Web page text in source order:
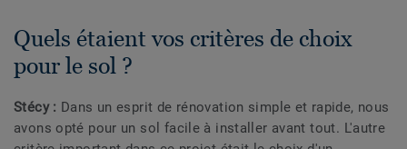
Quels étaient vos critères de choix
pour le sol ?
Stécy : Dans un esprit de rénovation simple et rapide, nous
avons opté pour un sol facile à installer avant tout. L'autre